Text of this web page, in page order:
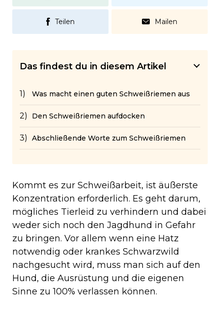
Teilen Mailen
Das findest du in diesem Artikel
Was macht einen guten Schweißriemen aus
Den Schweißriemen aufdocken
Abschließende Worte zum Schweißriemen
Kommt es zur Schweißarbeit, ist äußerste
Konzentration erforderlich. Es geht darum,
mögliches Tierleid zu verhindern und dabei
weder sich noch den Jagdhund in Gefahr
zu bringen. Vor allem wenn eine Hatz
notwendig oder krankes Schwarzwild
nachgesucht wird, muss man sich auf den
Hund, die Ausrüstung und die eigenen
Sinne zu 100% verlassen können.